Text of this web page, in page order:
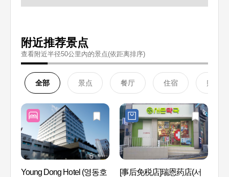
附近推荐景点
查看附近半径50公里內的景点(依距离排序)
全部 景点 餐厅 住宿 购物
Young Dong Hotel (영동호
[事后免税店]瑞恩药店(서